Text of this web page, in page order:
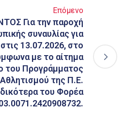
Επόμενο
Για την παροχή
συναυλίας για
13.07.2026, στο
με το αίτημα
του Προγράμματος
της Π.Ε.
του Φορέα